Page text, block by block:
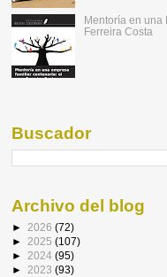
Mentoría en una
Ferreira Costa
Buscador
Archivo del blog
► 2026 (72)
► 2025 (107)
► 2024 (95)
► 2023 (93)